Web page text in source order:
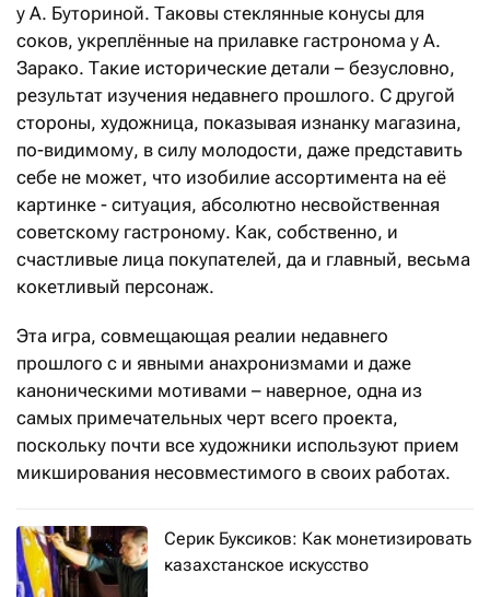
у А. Буториной. Таковы стеклянные конусы для
соков, укреплённые на прилавке гастронома у А.
Зарако. Такие исторические детали – безусловно,
результат изучения недавнего прошлого. С другой
стороны, художница, показывая изнанку магазина,
по-видимому, в силу молодости, даже представить
себе не может, что изобилие ассортимента на её
картинке - ситуация, абсолютно несвойственная
советскому гастроному. Как, собственно, и
счастливые лица покупателей, да и главный, весьма
кокетливый персонаж.
Эта игра, совмещающая реалии недавнего
прошлого с и явными анахронизмами и даже
каноническими мотивами – наверное, одна из
самых примечательных черт всего проекта,
поскольку почти все художники используют прием
микширования несовместимого в своих работах.
Серик Буксиков: Как монетизировать
казахстанское искусство